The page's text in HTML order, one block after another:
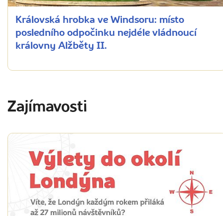
Královská hrobka ve Windsoru: místo
posledního odpočinku nejdéle vládnoucí
královny Alžběty II.
Zajímavosti